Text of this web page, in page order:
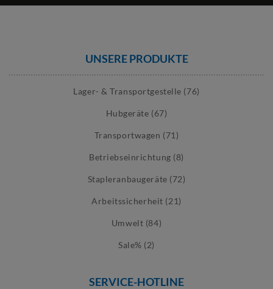
UNSERE PRODUKTE
Lager- & Transportgestelle (76)
Hubgeräte (67)
Transportwagen (71)
Betriebseinrichtung (8)
Stapleranbaugeräte (72)
Arbeitssicherheit (21)
Umwelt (84)
Sale% (2)
SERVICE-HOTLINE